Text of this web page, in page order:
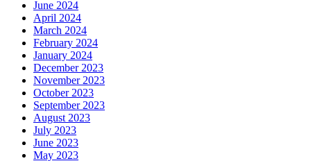
June 2024
April 2024
March 2024
February 2024
January 2024
December 2023
November 2023
October 2023
September 2023
August 2023
July 2023
June 2023
May 2023